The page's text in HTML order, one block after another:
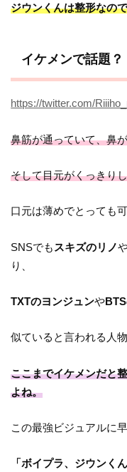
ジウンくんは整形なの
イケメンで話題？
https://twitter.com/
鼻筋が通っていて、鼻
そして目元がくっきり
口元は薄めでとっても
SNSでも スキズのリノ
り、
TXTのヨンジュンや
似ていると言われる人
ここまでイケメンだと
よね。
この最強ビジュアルに
「ボイプラ、ジウンく